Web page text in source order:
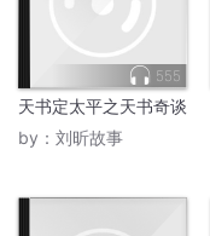
555
天书定太平之天书奇谈
by： 刘昕故事